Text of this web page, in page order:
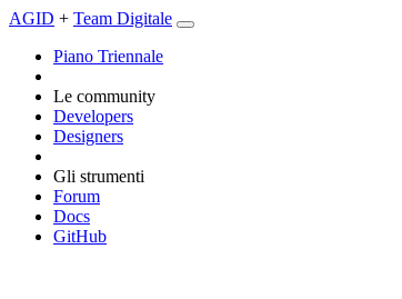
AGID + Team Digitale
Piano Triennale
Le community
Developers
Designers
Gli strumenti
Forum
Docs
GitHub